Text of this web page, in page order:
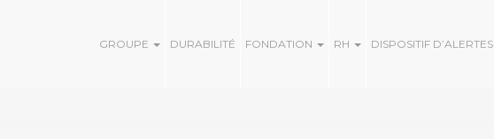
GROUPE DURABILITÉ FONDATION RH DISPOSITIF D’ALERTES